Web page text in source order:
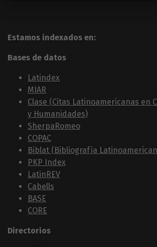
Estamos indexados en:
Bases de datos
Latindex
MIAR
Clase (Citas Latinoamericanas en
y Humanidades)
SherpaRomeo
COPAC
Biblat (Bibliografía
PKP Index
LatinREV
Cabells
BASE
CORE
Directorios